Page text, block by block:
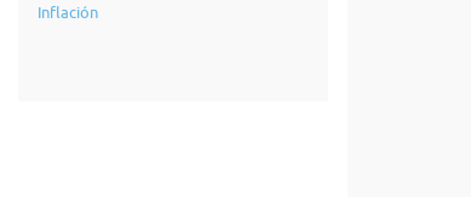
Inflación